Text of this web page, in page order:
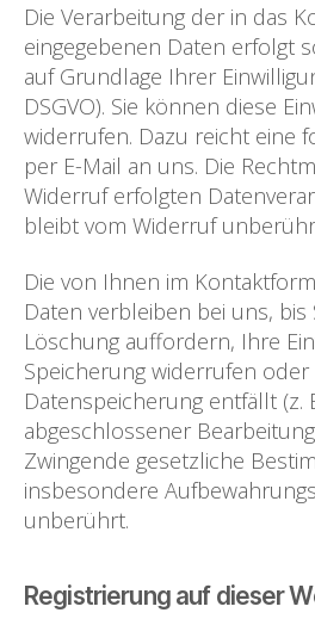
Die Verarbeitung der in das
eingegebenen Daten erfolgt
auf Grundlage Ihrer
DSGVO). Sie können diese
widerrufen. Dazu reicht eine
per E-Mail an uns. Die
Widerruf erfolgten
bleibt vom Widerruf
Die von Ihnen im
Daten verbleiben bei uns, bis
Löschung auffordern, Ihre
Speicherung widerrufen
Datenspeicherung entfällt (z.
abgeschlossener
Zwingende gesetzliche
insbesondere
unberührt.
Registrierung auf dieser